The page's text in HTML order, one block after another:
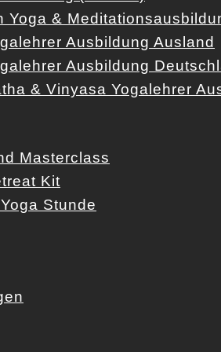
Yoga &
Ausbildung Ausland
Ausbildung
& Vinyasa Yogalehrer
Masterclass
Kit
Stunde